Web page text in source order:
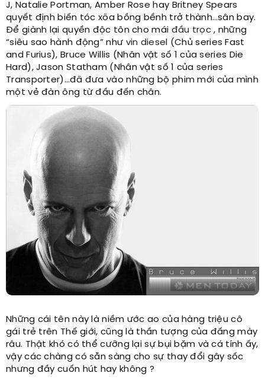
J, Natalie Portman, Amber Rose hay Britney Spears
quyết định biến tóc xõa bồng bềnh trở thành…sân bay.
Để giành lại quyền độc tôn cho mái đầu trọc, những
“siêu sao hành động” như vin diesel (Chủ series Fast
and Furius), Bruce Willis (Nhân vật số 1 của series Die
Hard), Jason Statham (Nhân vật số 1 của series
Transporter)…đã đưa vào những bộ phim mới của mình
một vẻ đàn ông từ đầu đến chân.
Những cái tên này là niềm ước ao của hàng triệu cô
gái trẻ trên Thế giới, cũng là thần tượng của đấng mày
râu. Thật khó có thể cưỡng lại sự bụi bặm và cá tính ấy,
vậy các chàng có sẵn sàng cho sự thay đổi gây sốc
nhưng đầy cuốn hút hay không ?